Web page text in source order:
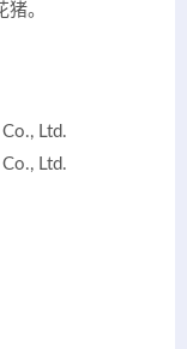
。
Ltd.
Ltd.